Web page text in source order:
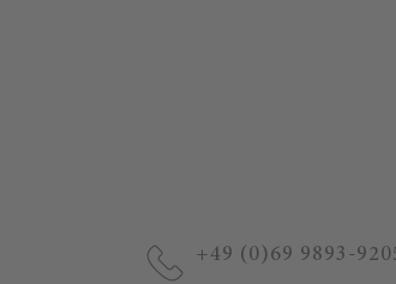
+49 (0)69 9893-